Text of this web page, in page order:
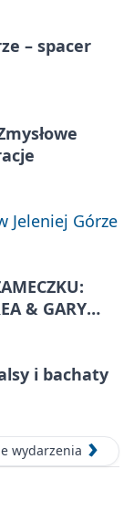
– spacer
Jeleniej Górze
& GARY
i bachaty
wydarzenia